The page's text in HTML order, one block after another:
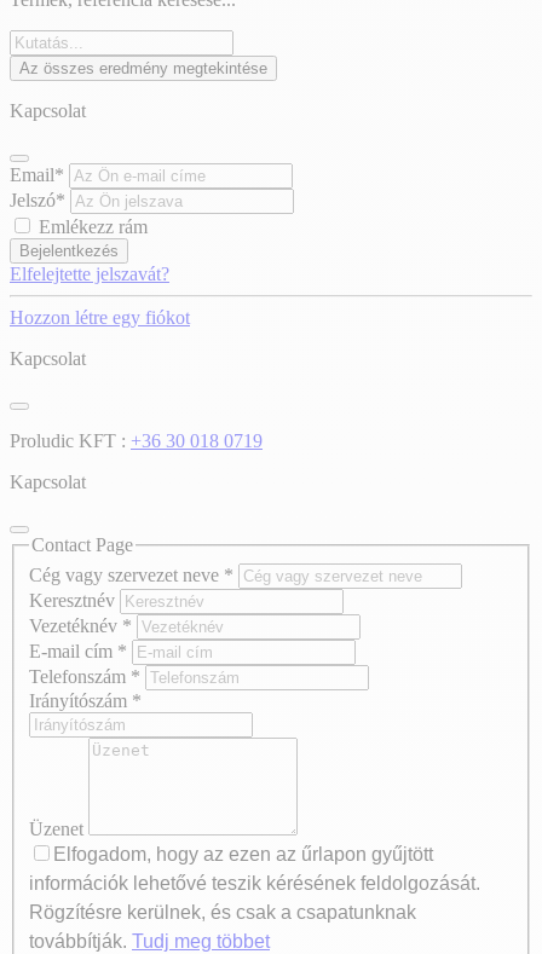
Az összes eredmény megtekintése
Kapcsolat
Email*
Jelszó*
Emlékezz rám
Bejelentkezés
Elfelejtette jelszavát?
Hozzon létre egy fiókot
Kapcsolat
Proludic KFT : +36 30 018 0719
Kapcsolat
Contact Page
Cég vagy szervezet neve *
Keresztnév
Vezetéknév *
E-mail cím *
Telefonszám *
Irányítószám *
Üzenet
Elfogadom, hogy az ezen az űrlapon gyűjtött
információk lehetővé teszik kérésének feldolgozását.
Rögzítésre kerülnek, és csak a csapatunknak
továbbítják. Tudj meg többet